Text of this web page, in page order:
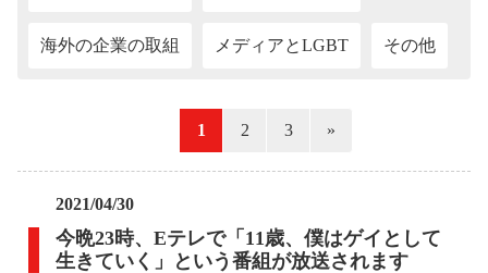
海外の企業の取組 メディアとLGBT その他
1 2 3 »
2021/04/30
今晩23時、Eテレで「11歳、僕はゲイとして
生きていく」という番組が放送されます